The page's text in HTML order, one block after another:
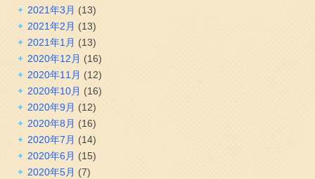
2021年3月 (13)
2021年2月 (13)
2021年1月 (13)
2020年12月 (16)
2020年11月 (12)
2020年10月 (16)
2020年9月 (12)
2020年8月 (16)
2020年7月 (14)
2020年6月 (15)
2020年5月 (7)